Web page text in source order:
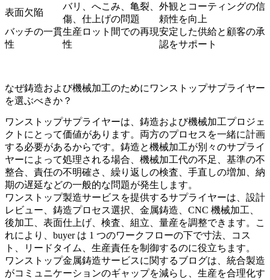
表面欠陥
バリ、へこみ、亀裂、
傷、仕上げの問題
外観とコーティングの信
頼性を向上
バッチの一貫
性
生産ロット間での再現
性
安定した供給と顧客の承
認をサポート
なぜ鋳造および機械加工のためにワンストップサプライヤー
を選ぶべきか？
ワンストップサプライヤーは、鋳造および機械加工プロジェ
クトにとって価値があります。両方のプロセスを一緒に計画
する必要があるからです。鋳造と機械加工が別々のサプライ
ヤーによって処理される場合、機械加工代の不足、基準の不
整合、責任の不明確さ、繰り返しの検査、手直しの増加、納
期の遅延などの一般的な問題が発生します。
ワンストップ製造サービス を提供するサプライヤーは、設計
レビュー、鋳造プロセス選択、金属鋳造、CNC 機械加工、
後加工、表面仕上げ、検査、組立、量産を調整できます。こ
れにより、buyer は 1 つのワークフローの下で寸法、コス
ト、リードタイム、生産責任を制御するのに役立ちます。
ワンストップ金属鋳造サービスに関するブログは、統合製造
がコミュニケーションのギャップを減らし、生産を合理化す